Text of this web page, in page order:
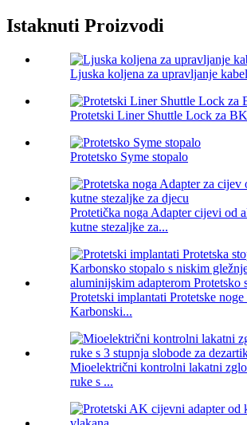
Istaknuti Proizvodi
Ljuska koljena za upravljanje
Protetski Liner Shuttle Lock za BK
Protetsko Syme stopalo
Protetička noga Adapter cijevi od
kutne stezaljke za...
Protetski implantati Protetske
Karbonski...
Mioelektrični kontrolni lakatni
ruke s ...